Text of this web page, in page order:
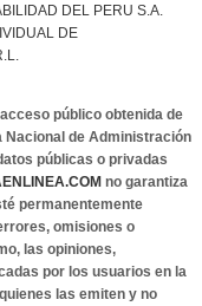
DEL PERU S.A.
DE
público obtenida de
Nacional de Administración
públicas o privadas
no garantiza
permanentemente
omisiones o
las opiniones,
por los usuarios en la
las emiten y no